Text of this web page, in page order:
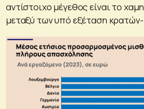
αντίστοιχο μέγεθος είναι το
μεταξύ των υπό εξέταση